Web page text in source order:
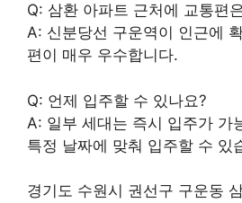
Q: 삼환 아파트 근처에 교통편
A: 신분당선 구운역이 인근에
편이 매우 우수합니다.
Q: 언제 입주할 수 있나요?
A: 일부 세대는 즉시 입주가 가
특정 날짜에 맞춰 입주할 수 있
경기도 수원시 권선구 구운동